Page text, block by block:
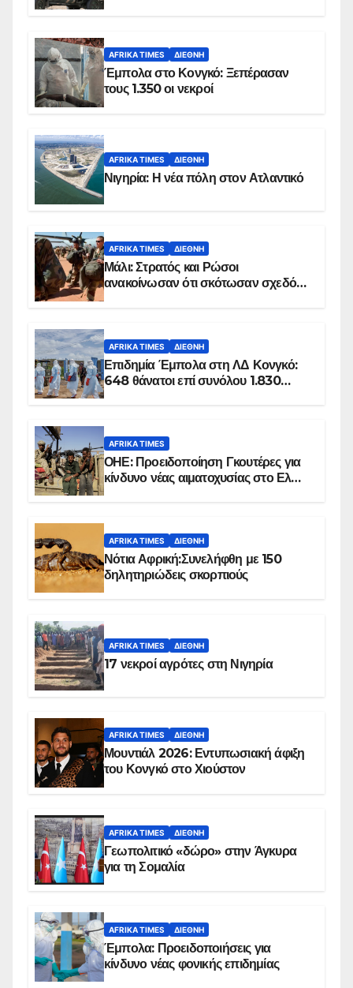
AFRIKA TIMES ΔΙΕΘΝΉ
Έμπολα στο Κονγκό: Ξεπέρασαν
τους 1.350 οι νεκροί
AFRIKA TIMES ΔΙΕΘΝΉ
Νιγηρία: Η νέα πόλη στον Ατλαντικό
AFRIKA TIMES ΔΙΕΘΝΉ
Μάλι: Στρατός και Ρώσοι
ανακοίνωσαν ότι σκότωσαν σχεδόν
AFRIKA TIMES ΔΙΕΘΝΉ
Επιδημία Έμπολα στη ΛΔ Κονγκό:
648 θάνατοι επί συνόλου 1.830
AFRIKA TIMES
ΟΗΕ: Προειδοποίηση Γκουτέρες για
κίνδυνο νέας αιματοχυσίας στο Ελ
AFRIKA TIMES ΔΙΕΘΝΉ
Νότια Αφρική:Συνελήφθη με 150
δηλητηριώδεις σκορπιούς
AFRIKA TIMES ΔΙΕΘΝΉ
17 νεκροί αγρότες στη Νιγηρία
AFRIKA TIMES ΔΙΕΘΝΉ
Μουντιάλ 2026: Εντυπωσιακή άφιξη
του Κονγκό στο Χιούστον
AFRIKA TIMES ΔΙΕΘΝΉ
Γεωπολιτικό «δώρο» στην Άγκυρα
για τη Σομαλία
AFRIKA TIMES ΔΙΕΘΝΉ
Έμπολα: Προειδοποιήσεις για
κίνδυνο νέας φονικής επιδημίας